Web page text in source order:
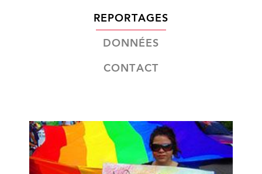
REPORTAGES
DONNÉES
CONTACT